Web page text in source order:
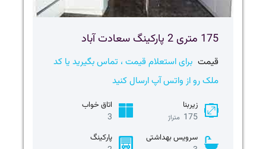
175 متری 2 پارکینگ سعادت آباد
قیمت برای استعلام قیمت ، تماس بگیرید یا کد
ملک رو از واتس آپ ارسال کنید
زیربنا
175 متراژ
اتاق خواب
3
سرویس بهداشتی پارکینگ